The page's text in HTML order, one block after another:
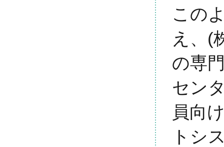
この
え、(
の専
セン
員向
トシ